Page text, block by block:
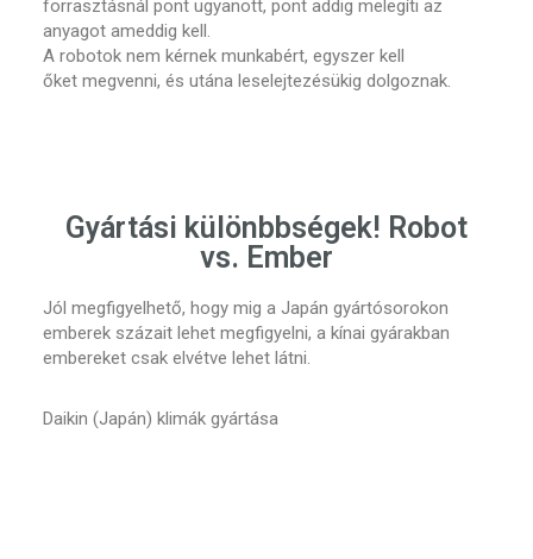
forrasztásnál pont ugyanott, pont addig melegíti az
anyagot ameddig kell.
A robotok nem kérnek munkabért, egyszer kell
őket megvenni, és utána leselejtezésükig dolgoznak.
Gyártási különbbségek! Robot
vs. Ember
Jól megfigyelhető, hogy mig a Japán gyártósorokon
emberek százait lehet megfigyelni, a kínai gyárakban
embereket csak elvétve lehet látni.
Daikin (Japán) klimák gyártása